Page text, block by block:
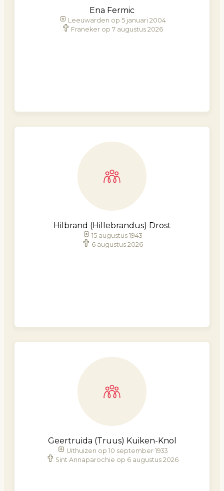
Ena Fermic
Leeuwarden op 5 januari 2004
Franeker op 7 augustus 2026
Hilbrand (Hillebrandus) Drost
15 augustus 1943
6 augustus 2026
Geertruida (Truus) Kuiken-Knol
Uithuizen op 10 september 1933
Sint Annaparochie op 6 augustus 2026